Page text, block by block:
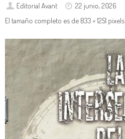
Editorial Avant
22 junio, 2026
El tamaño completo es de 833 × 1251 pixels